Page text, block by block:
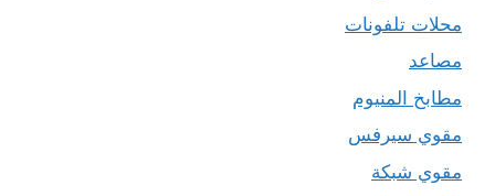
محلات تلفونات
مصاعد
مطابخ المنيوم
مقوي سيرفس
مقوي شبكة